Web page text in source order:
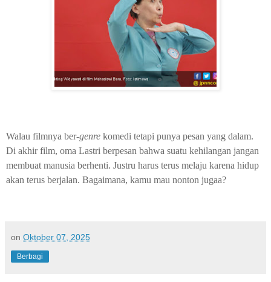
Walau filmnya ber-genre komedi tetapi punya pesan yang dalam.
Di akhir film, oma Lastri berpesan bahwa suatu kehilangan jangan
membuat manusia berhenti. Justru harus terus melaju karena hidup
akan terus berjalan. Bagaimana, kamu mau nonton jugaa?
on Oktober 07, 2025
Berbagi